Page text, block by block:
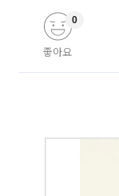
좋아요
0